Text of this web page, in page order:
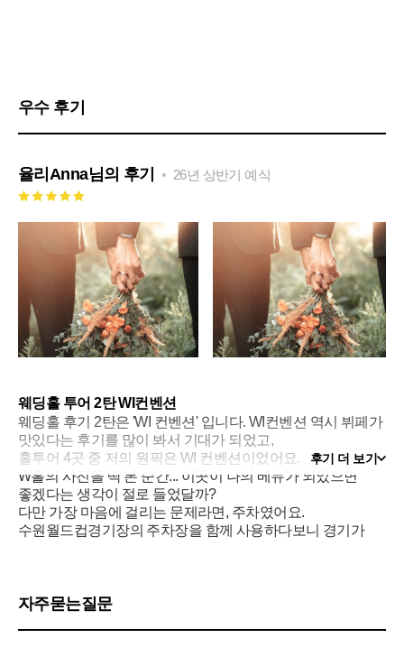
우수 후기
율리Anna님의 후기 26년 상반기 예식
웨딩홀 투어 2탄 WI컨벤션
웨딩홀 후기 2탄은 'WI 컨벤션' 입니다. WI컨벤션 역시 뷔페가
맛있다는 후기를 많이 봐서 기대가 되었고,
홀투어 4곳 중 저의 원픽은 WI 컨벤션이었어요.
W홀의 사진을 딱 본 순간... 이곳이 나의 베뉴가 되었으면
좋겠다는 생각이 절로 들었달까?
다만 가장 마음에 걸리는 문제라면, 주차였어요.
수원월드컵경기장의 주차장을 함께 사용하다보니 경기가
1년 뒤 경기 일정을 모르는 상황을 감안하고 계약하느냐...
후기 더 보기
자주묻는질문